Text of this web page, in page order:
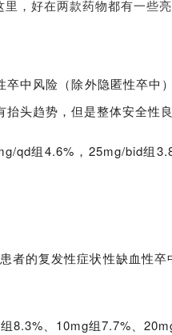
，好在两款药物都有一些
卒中风险（除外隐匿性卒中
抬头趋势，但是整体安全性良
qd组4.6%，25mg/bid组
者的复发性症状性缺血性
8.3%、10mg组7.7%、